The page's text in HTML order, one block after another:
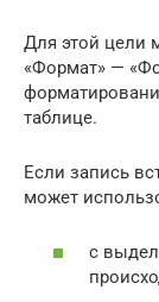
Для этой цели
«Формат» —
таблице.
Если запись
может
с